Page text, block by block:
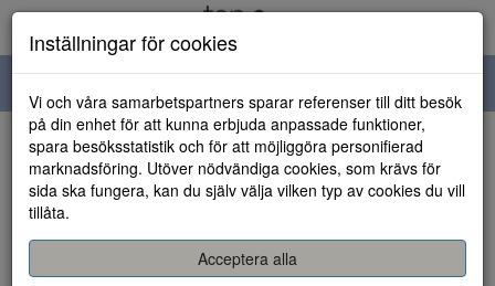
navigation
HEM
Inställningar för cookies
Vi och våra samarbetspartners sparar referenser till ditt besök
på din enhet för att kunna erbjuda anpassade funktioner,
spara besöksstatistik och för att möjliggöra personifierad
marknadsföring. Utöver nödvändiga cookies, som krävs för
sida ska fungera, kan du själv välja vilken typ av cookies du vill
tillåta.
Acceptera alla